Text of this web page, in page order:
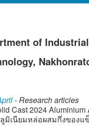
of
- Research articles
Cast 2024
เนียมหล่อผสมกึ่งของแ